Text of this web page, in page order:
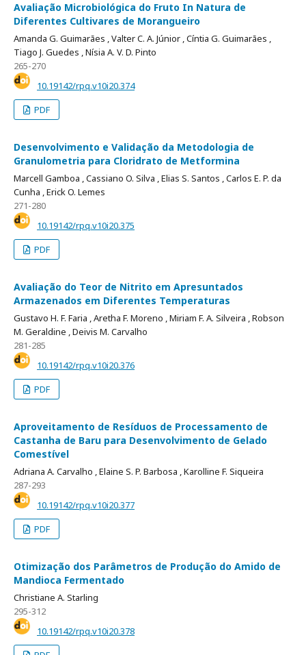
Avaliação Microbiológica do Fruto In Natura de
Diferentes Cultivares de Morangueiro
Amanda G. Guimarães ,Valter C. A. Júnior ,Cíntia G. Guimarães ,
Tiago J. Guedes ,Nísia A. V. D. Pinto
265-270
10.19142/rpq.v10i20.374
PDF
Desenvolvimento e Validação da Metodologia de
Granulometria para Cloridrato de Metformina
Marcell Gamboa ,Cassiano O. Silva ,Elias S. Santos ,Carlos E. P. da
Cunha ,Erick O. Lemes
271-280
10.19142/rpq.v10i20.375
PDF
Avaliação do Teor de Nitrito em Apresuntados
Armazenados em Diferentes Temperaturas
Gustavo H. F. Faria ,Aretha F. Moreno ,Miriam F. A. Silveira ,Robson
M. Geraldine ,Deivis M. Carvalho
281-285
10.19142/rpq.v10i20.376
PDF
Aproveitamento de Resíduos de Processamento de
Castanha de Baru para Desenvolvimento de Gelado
Comestível
Adriana A. Carvalho ,Elaine S. P. Barbosa ,Karolline F. Siqueira
287-293
10.19142/rpq.v10i20.377
PDF
Otimização dos Parâmetros de Produção do Amido de
Mandioca Fermentado
Christiane A. Starling
295-312
10.19142/rpq.v10i20.378